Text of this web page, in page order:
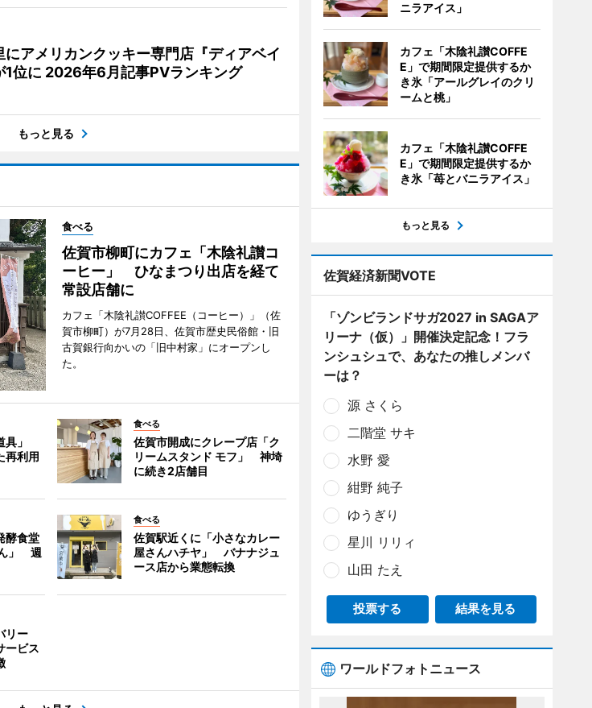
にアメリカンクッキー専門店『ディアベイ
1位に 2026年6月記事PVランキング
もっと見る
食べる
佐賀市柳町にカフェ「木陰礼讃コ
ーヒー」 ひなまつり出店を経て
常設店舗に
カフェ「木陰礼讃COFFEE（コーヒー）」（佐
賀市柳町）が7月28日、佐賀市歴史民俗館・旧
古賀銀行向かいの「旧中村家」にオープンし
た。
具」
再利用
食べる
佐賀市開成にクレープ店「ク
リームスタンド モフ」 神埼
に続き2店舗目
酵食堂
」 週
食べる
佐賀駅近くに「小さなカレー
屋さんハチヤ」 バナナジュ
ース店から業態転換
リー
ービス
ニラアイス」
カフェ「木陰礼讃COFFE
E」で期間限定提供するか
き氷「アールグレイのクリ
ームと桃」
カフェ「木陰礼讃COFFE
E」で期間限定提供するか
き氷「苺とバニラアイス」
もっと見る
佐賀経済新聞VOTE
「ゾンビランドサガ2027 in SAGAア
リーナ（仮）」開催決定記念！フラ
ンシュシュで、あなたの推しメンバ
ーは？
源 さくら
二階堂 サキ
水野 愛
紺野 純子
ゆうぎり
星川 リリィ
山田 たえ
投票する 結果を見る
ワールドフォトニュース